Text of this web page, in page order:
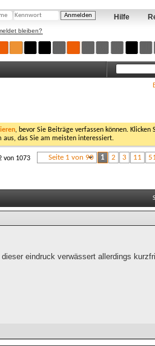
Hilfe
bleiben?
, bevor Sie Beiträge verfassen können. Klicken
aus, das Sie am meisten interessiert.
Seite 1 von 90 1 2 3 11
von 1073
eindruck verwässert allerdings